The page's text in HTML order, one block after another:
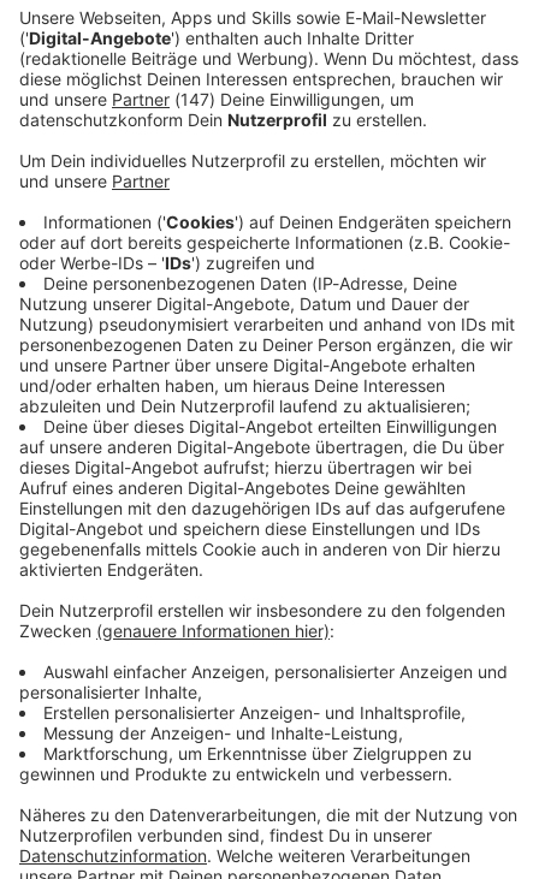
verletzten Mädchen sollen befragt werden, wenn es ihr
Zustand zulässt.
Immer auf dem Laufenden
Verpass' nichts mehr - mit unserem kostenlosen
ANTENNE BAYERN Newsletter. Ob Nachrichten,
Lifestyle oder unsere neuesten Aktionen - wir
informieren dich.
Zum Newsletter anmelden